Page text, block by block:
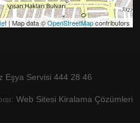
| Map data ©OpenStreetMapcontributors
Eşya Servisi 444 28 46
Web Sitesi Kiralama Çözümleri